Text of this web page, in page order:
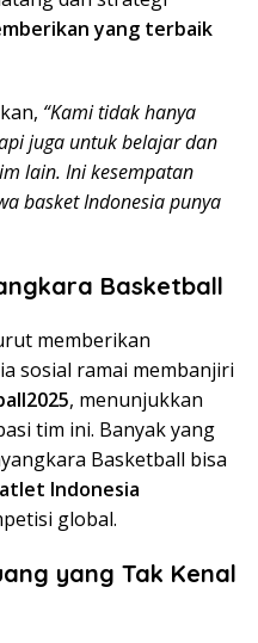
yang terbaik
“Kami tidak hanya
juga untuk belajar dan
lain. Ini kesempatan
basket Indonesia punya
Basketball
memberikan
sosial ramai membanjiri
, menunjukkan
tim ini. Banyak yang
Basketball bisa
Indonesia
global.
yang Tak Kenal